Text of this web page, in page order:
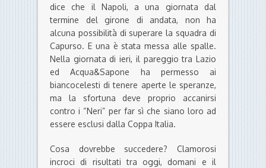
dice che il Napoli, a una giornata dal
termine del girone di andata, non ha
alcuna possibilità di superare la squadra di
Capurso. E una è stata messa alle spalle.
Nella giornata di ieri, il pareggio tra Lazio
ed Acqua&Sapone ha permesso ai
biancocelesti di tenere aperte le speranze,
ma la sfortuna deve proprio accanirsi
contro i “Neri” per far sì che siano loro ad
essere esclusi dalla Coppa Italia.
Cosa dovrebbe succedere? Clamorosi
incroci di risultati tra oggi, domani e il